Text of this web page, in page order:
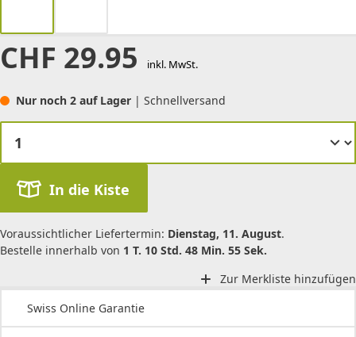
CHF 29.95 inkl. MwSt.
Nur noch 2 auf Lager | Schnellversand
In die Kiste
Voraussichtlicher Liefertermin: Dienstag, 11. August.
Bestelle innerhalb von 1 T. 10 Std. 48 Min. 55 Sek.
Zur Merkliste hinzufügen
Swiss Online Garantie